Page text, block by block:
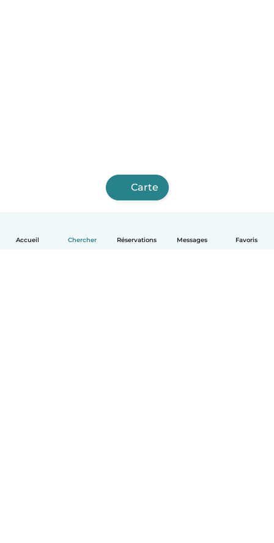
Accueil Chercher Réservations Messages Favoris
Carte